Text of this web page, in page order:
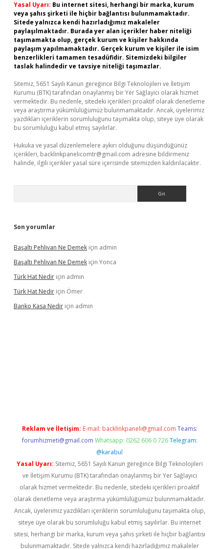
Yasal Uyarı: Bu internet sitesi, herhangi bir marka, kurum
veya şahıs şirketi ile hiçbir bağlantısı bulunmamaktadır.
Sitede yalnızca kendi hazırladığımız makaleler
paylaşılmaktadır. Burada yer alan içerikler haber niteliği
taşımamakta olup, gerçek kurum ve kişiler hakkında
paylaşım yapılmamaktadır. Gerçek kurum ve kişiler ile isim
benzerlikleri tamamen tesadüfidir. Sitemizdeki bilgiler
taslak halindedir ve tavsiye niteliği taşımazlar.
Sitemiz, 5651 Sayılı Kanun gereğince Bilgi Teknolojileri ve İletişim
Kurumu (BTK) tarafından onaylanmış bir Yer Sağlayıcı olarak hizmet
vermektedir. Bu nedenle, sitedeki içerikleri proaktif olarak denetleme
veya araştırma yükümlülüğümüz bulunmamaktadır. Ancak, üyelerimiz
yazdıkları içeriklerin sorumluluğunu taşımakta olup, siteye üye olarak
bu sorumluluğu kabul etmiş sayılırlar.
Hukuka ve yasal düzenlemelere aykırı olduğunu düşündüğünüz
içerikleri, backlinkpanelicomtr@gmail.com adresine bildirmeniz
halinde, ilgili içerikler yasal süre içerisinde sitemizden kaldırılacaktır.
Son yorumlar
Başaltı Pehlivan Ne Demek için admin
Başaltı Pehlivan Ne Demek için Yonca
Türk Hat Nedir için admin
Türk Hat Nedir için Ömer
Banko Kasa Nedir için admin
Reklam ve İletişim: E-mail: backlinkpaneli@gmail.com Teams:
forumhizmeti@gmail.com Whatsapp: 0262 606 0 726 Telegram:
@karabul
Yasal Uyarı: Sitemiz, 5651 Sayılı Kanun gereğince Bilgi Teknolojileri
ve İletişim Kurumu (BTK) tarafından onaylanmış bir Yer Sağlayıcı
olarak hizmet vermektedir. Bu nedenle, sitedeki içerikleri proaktif
olarak denetleme veya araştırma yükümlülüğümüz bulunmamaktadır.
Ancak, üyelerimiz yazdıkları içeriklerin sorumluluğunu taşımakta olup,
siteye üye olarak bu sorumluluğu kabul etmiş sayılırlar. Bu internet
sitesi, herhangi bir marka, kurum veya şahıs şirketi ile hiçbir bağlantısı
bulunmamaktadır. Sitede yalnızca kendi hazırladığımız makaleler